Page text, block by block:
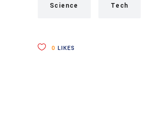
Science Tech
0 LIKES